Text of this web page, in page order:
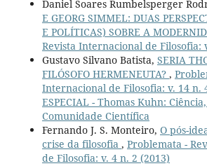
Daniel Soares Rumbelsperger
E GEORG SIMMEL: DUAS
E POLÍTICAS) SOBRE A
Revista Internacional de Filosofia:
Gustavo Silvano Batista, SERIA
FILÓSOFO HERMENEUTA? ,
Internacional de Filosofia: v. 14 n.
ESPECIAL - Thomas Kuhn:
Comunidade Científica
Fernando J. S. Monteiro, O pós-
crise da filosofia , Problemata -
de Filosofia: v. 4 n. 2 (2013)